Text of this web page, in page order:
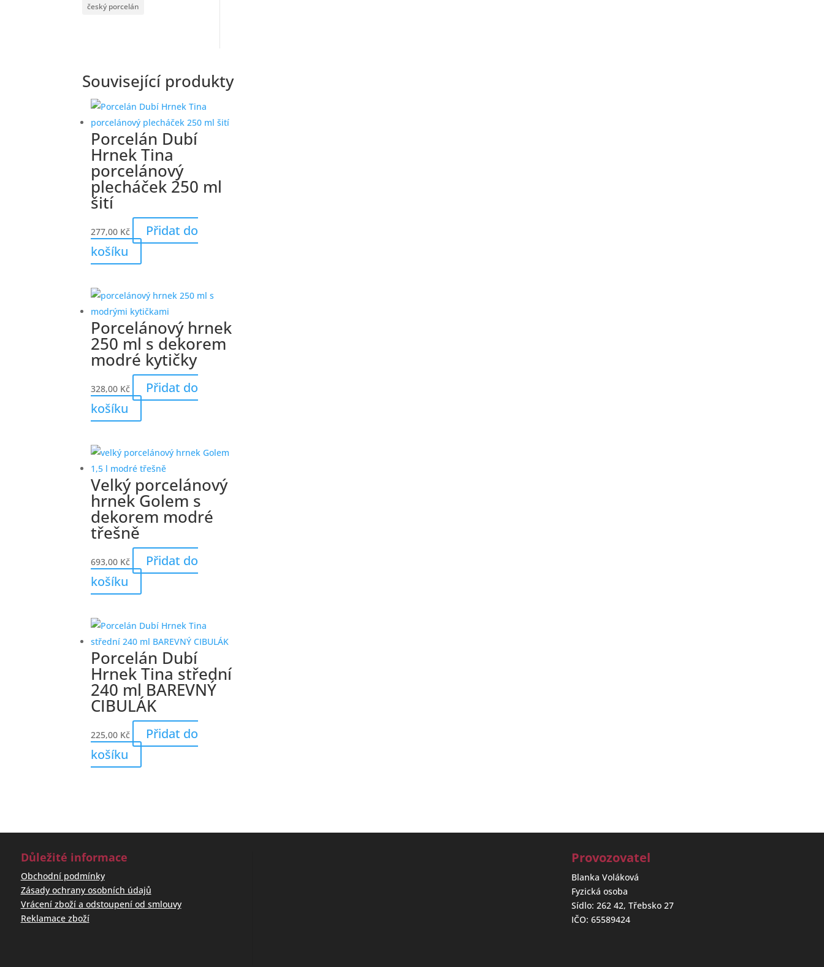
český porcelán
Související produkty
Porcelán Dubí
Hrnek Tina
porcelánový
plecháček 250 ml
šití
277,00 Kč
Přidat do
košíku
Porcelánový hrnek
250 ml s dekorem
modré kytičky
328,00 Kč
Přidat do
košíku
Velký porcelánový
hrnek Golem s
dekorem modré
třešně
693,00 Kč
Přidat do
košíku
Porcelán Dubí
Hrnek Tina střední
240 ml BAREVNÝ
CIBULÁK
225,00 Kč
Přidat do
košíku
Důležité informace
Obchodní podmínky
Zásady ochrany osobních údajů
Vrácení zboží a odstoupení od smlouvy
Reklamace zboží
Provozovatel
Blanka Voláková
Fyzická osoba
Sídlo: 262 42, Třebsko 27
IČO: 65589424